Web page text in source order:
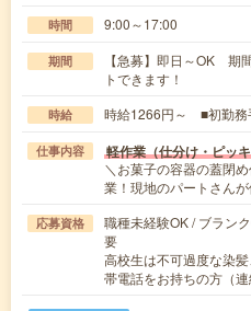
時間 9:00～17:00
期間
【急募】即日～OK 期
トできます！
時給 時給1266円～ ■初勤
仕事内容 軽作業（仕分け・ピッ
＼お菓子の容器の蓋閉
業！現地のパートさん
応募資格
職種未経験OK / ブラン
要
高校生は不可過度な染
帯電話をお持ちの方（